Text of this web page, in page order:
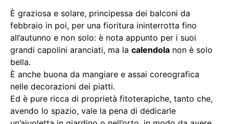
È graziosa e solare, principessa dei balconi da
febbraio in poi, per una fioritura ininterrotta fino
all’autunno e non solo: è nota appunto per i suoi
grandi capolini aranciati, ma la calendola non è solo
bella.
È anche buona da mangiare e assai coreografica
nelle decorazioni dei piatti.
Ed è pure ricca di proprietà fitoterapiche, tanto che,
avendo lo spazio, vale la pena di dedicarle